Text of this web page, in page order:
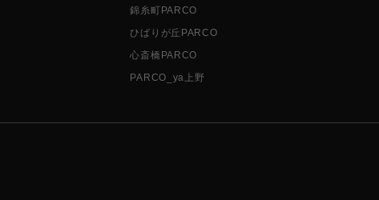
錦糸町PARCO
ひばりが丘PARCO
心斎橋PARCO
PARCO_ya上野